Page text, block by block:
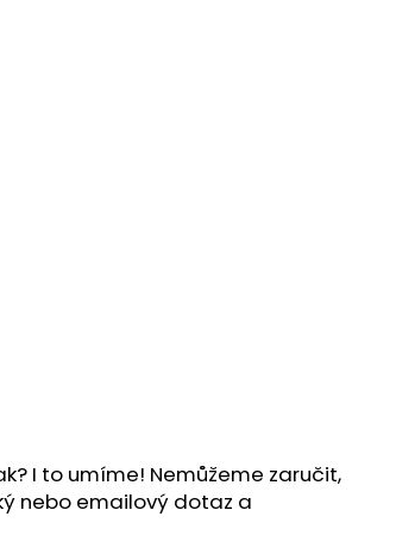
I to umíme! Nemůžeme zaručit,
nebo emailový dotaz a